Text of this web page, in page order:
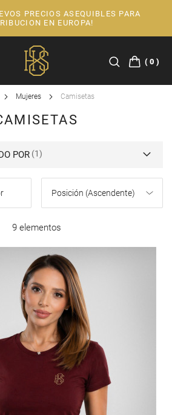
PRECIOS ASEQUIBLES PARA
EN EUROPA!
0
Mujeres Camisetas
POR
9 elementos